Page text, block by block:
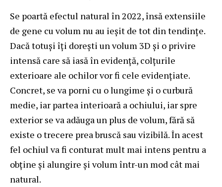
Se poartă efectul natural în 2022, însă extensiile
de gene cu volum nu au ieșit de tot din tendințe.
Dacă totuși îți dorești un volum 3D și o privire
intensă care să iasă în evidență, colțurile
exterioare ale ochilor vor fi cele evidențiate.
Concret, se va porni cu o lungime și o curbură
medie, iar partea interioară a ochiului, iar spre
exterior se va adăuga un plus de volum, fără să
existe o trecere prea bruscă sau vizibilă. În acest
fel ochiul va fi conturat mult mai intens pentru a
obține și alungire și volum într-un mod cât mai
natural.